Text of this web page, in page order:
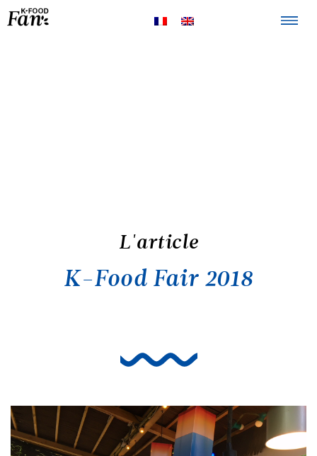
L'article
K-Food Fair 2018